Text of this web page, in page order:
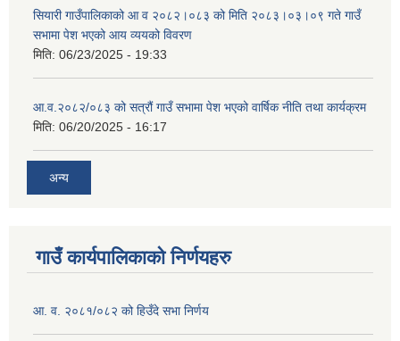
सियारी गाउँपालिकाको आ व २०८२।०८३ को मिति २०८३।०३।०९ गते गाउँ
सभामा पेश भएको आय व्ययको विवरण
मिति: 06/23/2025 - 19:33
आ.व.२०८२/०८३ को सत्रौं गाउँ सभामा पेश भएको वार्षिक नीति तथा कार्यक्रम
मिति: 06/20/2025 - 16:17
अन्य
गाउँ कार्यपालिकाको निर्णयहरु
आ. व. २०८१/०८२ को हिउँदे सभा निर्णय